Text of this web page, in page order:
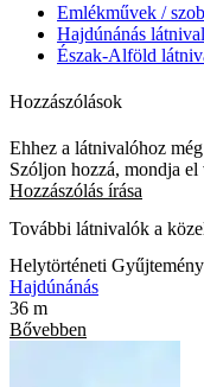
Emlékművek /
Hajdúnánás
Észak-Alföld
Hozzászólások
Ehhez a látnivalóhoz
Szóljon hozzá, mondja el
Hozzászólás írása
További látnivalók a
Helytörténeti Gyűjtemény
Hajdúnánás
36 m
Bővebben